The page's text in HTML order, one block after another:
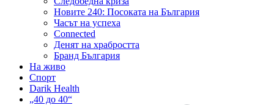
Новите 240: Посоката на България
Часът на успеха
Connected
Денят на храбростта
Бранд България
На живо
Спорт
Darik Health
„40 до 40“